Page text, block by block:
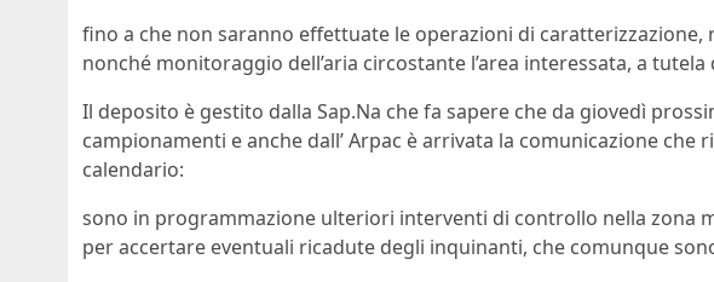
fino a che non saranno effettuate le operazioni di
nonché monitoraggio dell’aria circostante l’area interessata, a
Il deposito è gestito dalla Sap.Na che fa sapere che da giovedì
campionamenti e anche dall’ Arpac è arrivata la comunicazione che
calendario:
sono in programmazione ulteriori interventi di controllo nella zona
per accertare eventuali ricadute degli inquinanti, che comunque